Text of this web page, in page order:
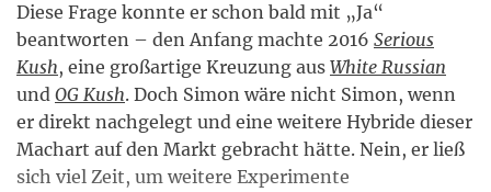
Diese Frage konnte er schon bald mit „Ja“
beantworten – den Anfang machte 2016 Serious
Kush, eine großartige Kreuzung aus White Russian
und OG Kush. Doch Simon wäre nicht Simon, wenn
er direkt nachgelegt und eine weitere Hybride dieser
Machart auf den Markt gebracht hätte. Nein, er ließ
sich viel Zeit, um weitere Experimente